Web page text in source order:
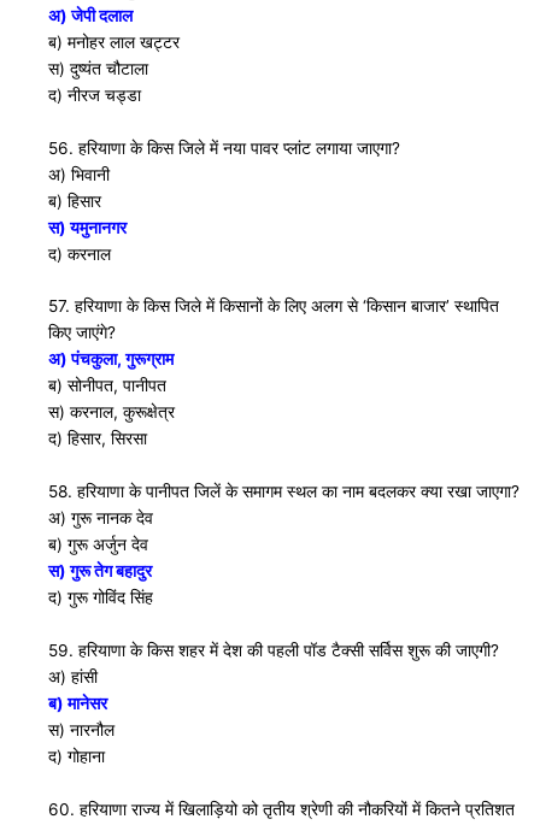
अ) जेपी दलाल
ब) मनोहर लाल खट्टर
स) दुष्यंत चौटाला
द) नीरज चड्डा
56. हरियाणा के किस जिले में नया पावर प्लांट लगाया जाएगा?
अ) भिवानी
ब) हिसार
स) यमुनानगर
द) करनाल
57. हरियाणा के किस जिले में किसानों के लिए अलग से ‘किसान बाजार’ स्थापित
किए जाएंगे?
अ) पंचकुला, गुरूग्राम
ब) सोनीपत, पानीपत
स) करनाल, कुरूक्षेत्र
द) हिसार, सिरसा
58. हरियाणा के पानीपत जिलें के समागम स्थल का नाम बदलकर क्या रखा जाएगा?
अ) गुरू नानक देव
ब) गुरू अर्जुन देव
स) गुरू तेग बहादुर
द) गुरू गोविंद सिंह
59. हरियाणा के किस शहर में देश की पहली पाॅड टैक्सी सर्विस शुरू की जाएगी?
अ) हांसी
ब) मानेसर
स) नारनौल
द) गोहाना
60. हरियाणा राज्य में खिलाड़ियो को तृतीय श्रेणी की नौकरियों में कितने प्रतिशत